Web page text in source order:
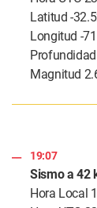
Latitud -
Longitud -
Magnitud
19:07
Sismo a 42
Hora Local